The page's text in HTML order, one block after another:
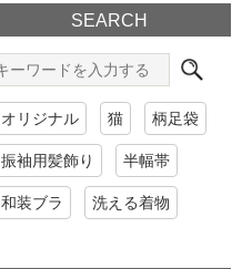
SEARCH
オリジナル 猫 柄足袋
振袖用髪飾り 半幅帯
和装ブラ 洗える着物